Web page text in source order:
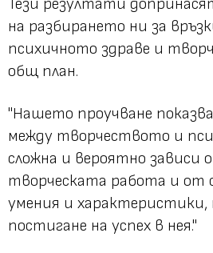
Тези резултати
на разбирането ни за
психичното здраве и
общ план.
"Нашето проучване
между творчеството и
сложна и вероятно зависи
творческата работа и от
умения и характеристики,
постигане на успех в нея."